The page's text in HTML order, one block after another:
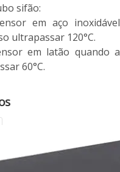
sifão:
em aço inoxidável
ultrapassar 120°C.
em latão quando a
60°C.